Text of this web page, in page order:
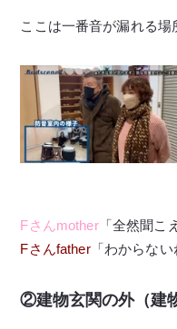
ここは一番音が漏れる場
Fさんmother「全然聞こ
Fさんfather「わからない
②建物玄関の外（建